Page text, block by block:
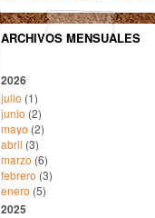
ARCHIVOS MENSUALES
2026
julio (1)
junio (2)
mayo (2)
abril (3)
marzo (6)
febrero (3)
enero (5)
2025